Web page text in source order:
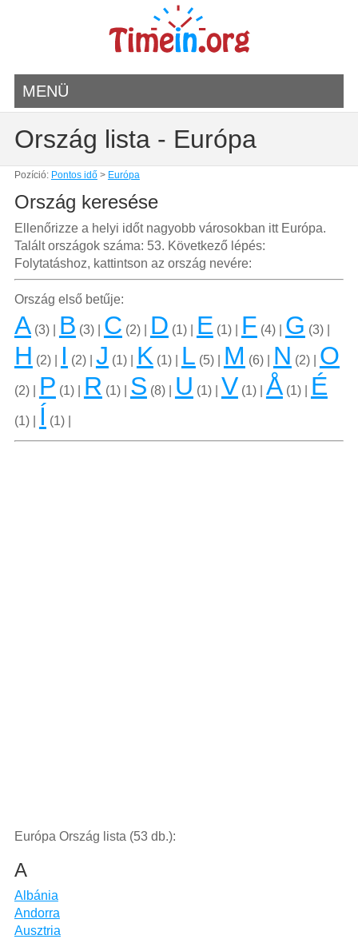
MENÜ
Ország lista - Európa
Pozíció: Pontos idő> Európa
Ország keresése
Ellenőrizze a helyi időt nagyobb városokban itt Európa.
Talált országok száma: 53. Következő lépés:
Folytatáshoz, kattintson az ország nevére:
Ország első betűje:
A(3) | B (3) | C (2) | D (1) | E (1) | F (4) | G (3) |
H (2) | I (2) | J (1) | K (1) | L (5) | M (6) | N (2) | O
(2) | P (1) | R (1) | S (8) | U (1) | V (1) | Å(1) | É
(1) | Í (1) |
Európa Ország lista (53 db.):
A
Albánia
Andorra
Ausztria